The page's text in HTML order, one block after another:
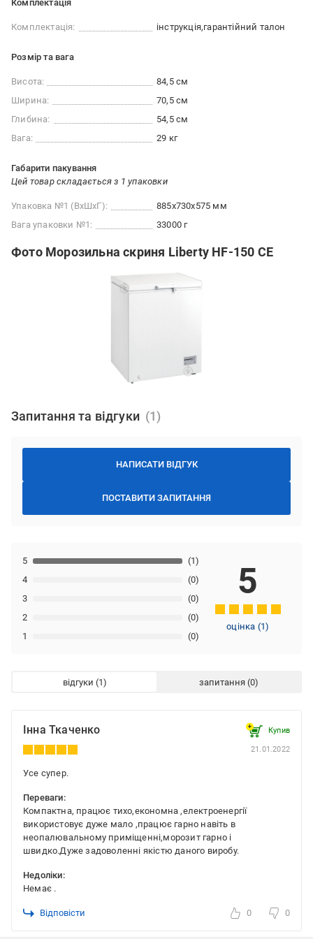
Комплектація
Комплектація: інструкція гарантійний талон
Розмір та вага
Висота:
84,5 см
Ширина:
70,5 см
Глибина:
54,5 см
Вага:
29 кг
Габарити пакування
Цей товар складається з 1 упаковки
Упаковка №1 (ВхШхГ):
885x730x575 мм
Вага упаковки №1:
33000 г
Фото Морозильна скриня Liberty HF-150 CE
Запитання та відгуки
НАПИСАТИ ВІДГУК
ПОСТАВИТИ ЗАПИТАННЯ
1 (0)
2 (0)
3 (0)
4 (0)
5 (1)
5
оцінка (1)
відгуки запитання
Iнна Ткаченко Купив
21.01.2022
Усе супер.
Переваги:
Компактна, працює тихо,економна ,електроенергії
використовує дуже мало ,працює гарно навіть в
неопалювальному приміщенні,морозит гарно і
швидко.Дуже задоволенні якістю даного виробу.
Недоліки:
Немає .
Відповісти 0 0